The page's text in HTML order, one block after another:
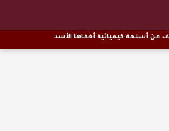
عن أسلحة كيميائية أخفاها الأسد